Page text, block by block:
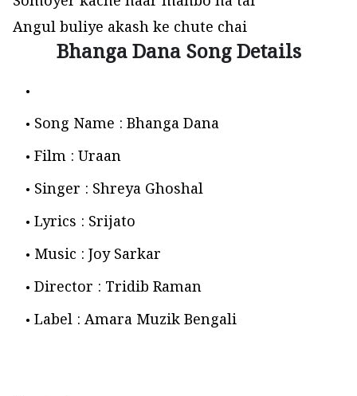
Angul buliye akash ke chute chai
Bhanga Dana Song Details
Song Name : Bhanga Dana
Film : Uraan
Singer : Shreya Ghoshal
Lyrics : Srijato
Music : Joy Sarkar
Director : Tridib Raman
Label : Amara Muzik Bengali